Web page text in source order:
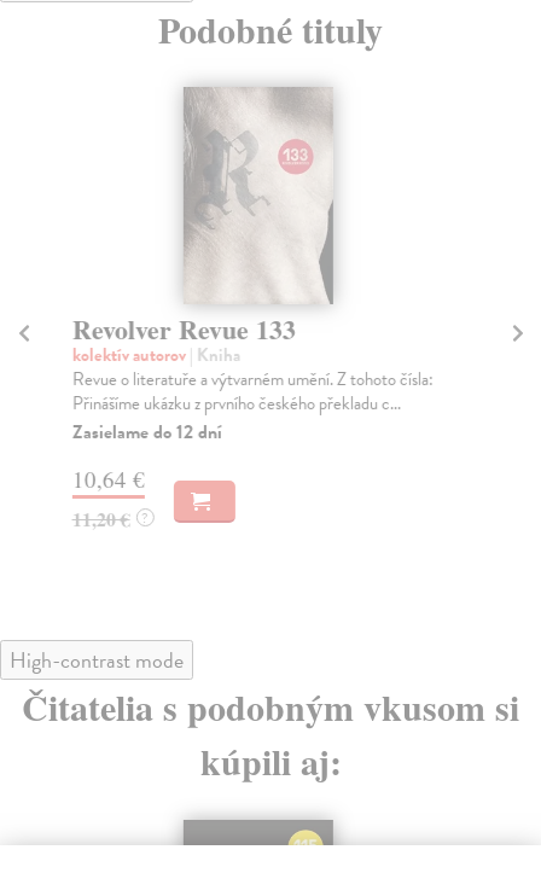
Podobné tituly
Revolver Revue 133
kolektív autorov| Kniha
Revue o literatuře a výtvarném umění. Z tohoto čísla:
Přinášíme ukázku z prvního českého překladu c...
Zasielame do 12 dní
10,64 €
11,20 € ?
High-contrast mode
Čitatelia s podobným vkusom si
kúpili aj: